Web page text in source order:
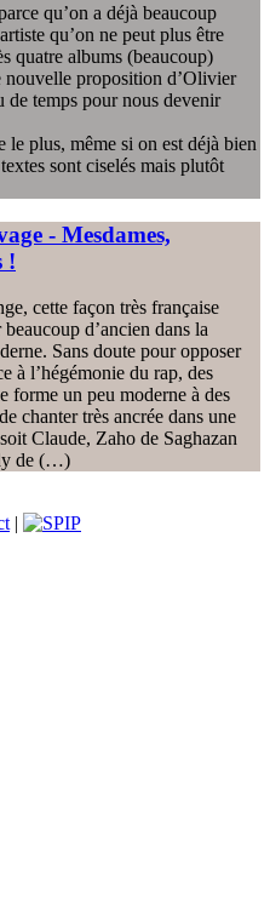
qu’on a déjà beaucoup
qu’on ne peut plus être
quatre albums (beaucoup)
nouvelle proposition d’Olivier
de temps pour nous devenir
le plus, même si on est déjà bien
sont ciselés mais plutôt
- Mesdames,
!
cette façon très française
d’ancien dans la
Sans doute pour opposer
à l’hégémonie du rap, des
forme un peu moderne à des
chanter très ancrée dans une
Claude, Zaho de Saghazan
de (…)
|